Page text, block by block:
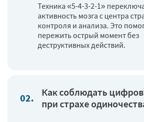
Техника «5-4-3-2-1»
активность мозга с центра
контроля и анализа. Это
пережить острый момент без
деструктивных действий.
Как соблюдать
при страхе